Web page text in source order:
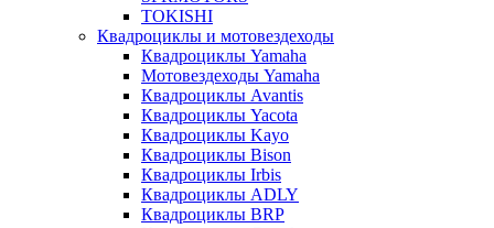
TOKISHI
Квадроциклы и мотовездеходы
Квадроциклы Yamaha
Мотовездеходы Yamaha
Квадроциклы Avantis
Квадроциклы Yacota
Квадроциклы Kayo
Квадроциклы Bison
Квадроциклы Irbis
Квадроциклы ADLY
Квадроциклы BRP